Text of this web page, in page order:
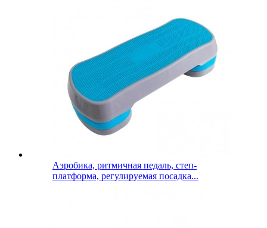
Аэробика, ритмичная педаль, степ-
платформа, регулируемая посадка...